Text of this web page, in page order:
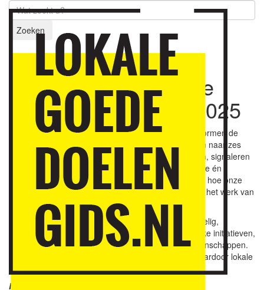
Zoeken
Waar zouden we zijn
zonder (lokale) goede
doelen 11 augustus 2025
Goede doelen maken de samenleving beter én ze vormen de
samenleving. Deze twee dimensies zijn uit te splitsen naar zes
functies: helpen & oplossen, innoveren & veranderen, signaleren
& agenderen, zingeving & voldoening, sociale cohesie én
veerkracht.
Goede Doelen Nederland
: “Bedenk eens hoe onze
samenleving en de wereld er uit zouden zien zonder het werk van
goede doelen.”
Een Lokale Goededoelengids©
biedt een laagdrempelig,
betrouwbaar en lokaal overzicht van maatschappelijke initiatieven,
stichtingen en goede doelen voor donaties en nalatenschappen.
De gids stimuleert lokaal geefgedrag en versterkt daardoor lokale
solidariteit en het lokaal maatschappelijk weefsel.
Forse toename